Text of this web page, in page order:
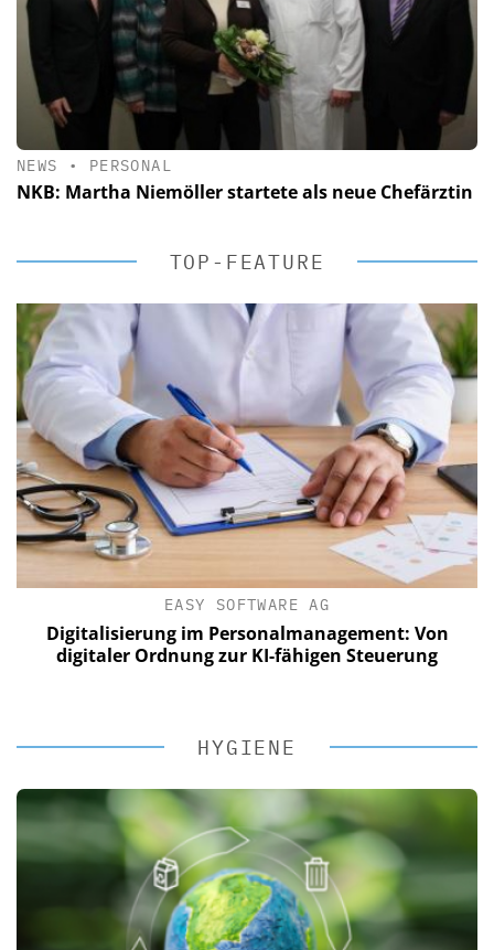
NEWS • PERSONAL
NKB: Martha Niemöller startete als neue Chefärztin
TOP-FEATURE
EASY SOFTWARE AG
Digitalisierung im Personalmanagement: Von
digitaler Ordnung zur KI-fähigen Steuerung
HYGIENE